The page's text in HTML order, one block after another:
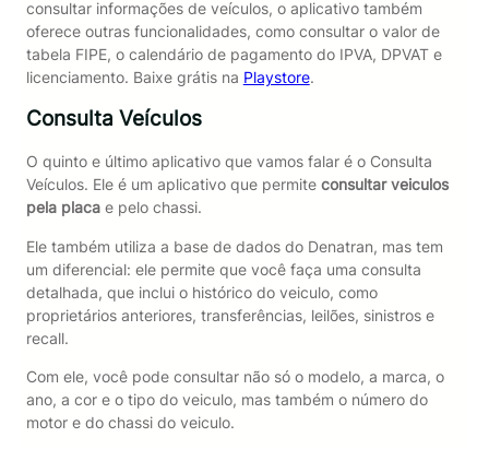
consultar informações de veículos, o aplicativo também
oferece outras funcionalidades, como consultar o valor de
tabela FIPE, o calendário de pagamento do IPVA, DPVAT e
licenciamento. Baixe grátis na Playstore.
Consulta Veículos
O quinto e último aplicativo que vamos falar é o Consulta
Veículos. Ele é um aplicativo que permite consultar veiculos
pela placae pelo chassi.
Ele também utiliza a base de dados do Denatran, mas tem
um diferencial: ele permite que você faça uma consulta
detalhada, que inclui o histórico do veiculo, como
proprietários anteriores, transferências, leilões, sinistros e
recall.
Com ele, você pode consultar não só o modelo, a marca, o
ano, a cor e o tipo do veiculo, mas também o número do
motor e do chassi do veiculo.